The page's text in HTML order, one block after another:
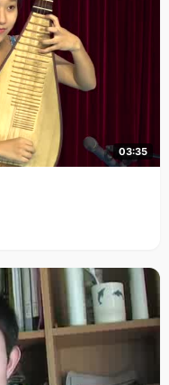
03:35